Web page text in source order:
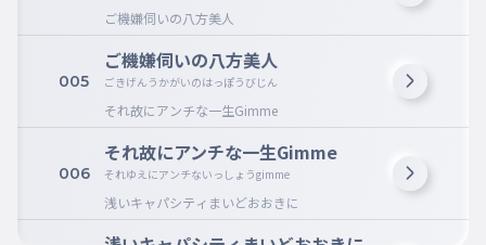
ご機嫌伺いの八方美人
005
ご機嫌伺いの八方美人
ごきげんうかがいのはっぽうびじん
それ故にアンチな一生Gimme
006
それ故にアンチな一生Gimme
それゆえにアンチないっしょうgimme
浅いキャパシティまいどおおきに